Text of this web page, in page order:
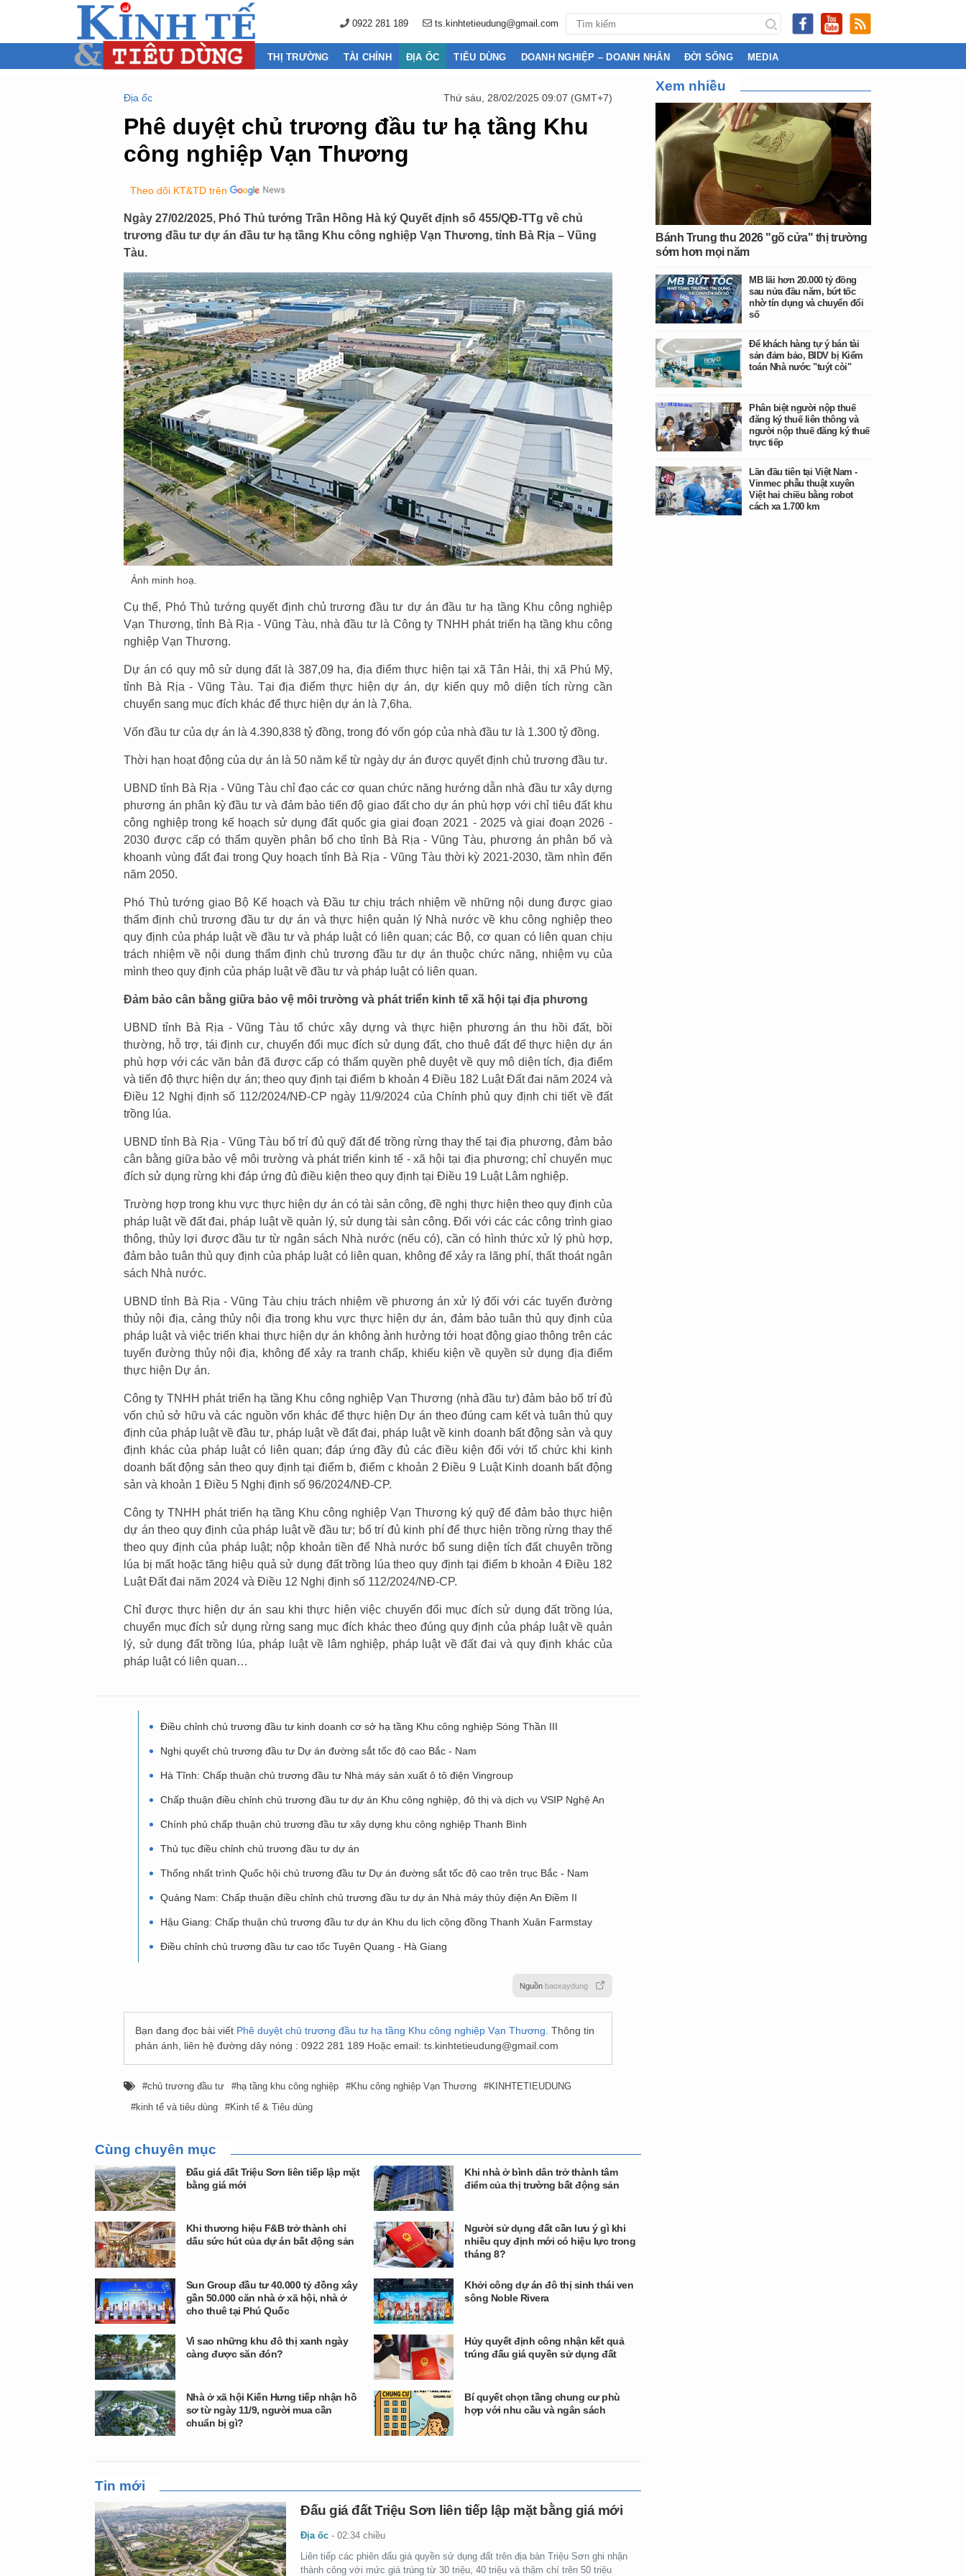
0922 281 189 ts.kinhtetieudung@gmail.com
THỊ TRƯỜNG TÀI CHÍNH ĐỊA ỐC TIÊU DÙNG DOANH NGHIỆP – DOANH NHÂN ĐỜI SỐNG MEDIA
Địa ốc Thứ sáu, 28/02/2025 09:07 (GMT+7)
Phê duyệt chủ trương đầu tư hạ tầng Khu
công nghiệp Vạn Thương
Theo dõi KT&TD trên
Ngày 27/02/2025, Phó Thủ tướng Trần Hồng Hà ký Quyết định số 455/QĐ-TTg về chủ
trương đầu tư dự án đầu tư hạ tầng Khu công nghiệp Vạn Thương, tỉnh Bà Rịa – Vũng
Tàu.
Ảnh minh hoạ.
Cụ thể, Phó Thủ tướng quyết định chủ trương đầu tư dự án đầu tư hạ tầng Khu công nghiệp
Vạn Thương, tỉnh Bà Rịa - Vũng Tàu, nhà đầu tư là Công ty TNHH phát triển hạ tầng khu công
nghiệp Vạn Thương.
Dự án có quy mô sử dụng đất là 387,09 ha, địa điểm thực hiện tại xã Tân Hải, thị xã Phú Mỹ,
tỉnh Bà Rịa - Vũng Tàu. Tại địa điểm thực hiện dự án, dự kiến quy mô diện tích rừng cần
chuyển sang mục đích khác để thực hiện dự án là 7,6ha.
Vốn đầu tư của dự án là 4.390,838 tỷ đồng, trong đó vốn góp của nhà đầu tư là 1.300 tỷ đồng.
Thời hạn hoạt động của dự án là 50 năm kể từ ngày dự án được quyết định chủ trương đầu tư.
UBND tỉnh Bà Rịa - Vũng Tàu chỉ đạo các cơ quan chức năng hướng dẫn nhà đầu tư xây dựng
phương án phân kỳ đầu tư và đảm bảo tiến độ giao đất cho dự án phù hợp với chỉ tiêu đất khu
công nghiệp trong kế hoạch sử dụng đất quốc gia giai đoạn 2021 - 2025 và giai đoạn 2026 -
2030 được cấp có thẩm quyền phân bổ cho tỉnh Bà Rịa - Vũng Tàu, phương án phân bổ và
khoanh vùng đất đai trong Quy hoạch tỉnh Bà Rịa - Vũng Tàu thời kỳ 2021-2030, tầm nhìn đến
năm 2050.
Phó Thủ tướng giao Bộ Kế hoạch và Đầu tư chịu trách nhiệm về những nội dung được giao
thẩm định chủ trương đầu tư dự án và thực hiện quản lý Nhà nước về khu công nghiệp theo
quy định của pháp luật về đầu tư và pháp luật có liên quan; các Bộ, cơ quan có liên quan chịu
trách nhiệm về nội dung thẩm định chủ trương đầu tư dự án thuộc chức năng, nhiệm vụ của
mình theo quy định của pháp luật về đầu tư và pháp luật có liên quan.
Đảm bảo cân bằng giữa bảo vệ môi trường và phát triển kinh tế xã hội tại địa phương
UBND tỉnh Bà Rịa - Vũng Tàu tổ chức xây dựng và thực hiện phương án thu hồi đất, bồi
thường, hỗ trợ, tái định cư, chuyển đổi mục đích sử dụng đất, cho thuê đất để thực hiện dự án
phù hợp với các văn bản đã được cấp có thẩm quyền phê duyệt về quy mô diện tích, địa điểm
và tiến độ thực hiện dự án; theo quy định tại điểm b khoản 4 Điều 182 Luật Đất đai năm 2024 và
Điều 12 Nghị định số 112/2024/NĐ-CP ngày 11/9/2024 của Chính phủ quy định chi tiết về đất
trồng lúa.
UBND tỉnh Bà Rịa - Vũng Tàu bố trí đủ quỹ đất để trồng rừng thay thế tại địa phương, đảm bảo
cân bằng giữa bảo vệ môi trường và phát triển kinh tế - xã hội tại địa phương; chỉ chuyển mục
đích sử dụng rừng khi đáp ứng đủ điều kiện theo quy định tại Điều 19 Luật Lâm nghiệp.
Trường hợp trong khu vực thực hiện dự án có tài sản công, đề nghị thực hiện theo quy định của
pháp luật về đất đai, pháp luật về quản lý, sử dụng tài sản công. Đối với các các công trình giao
thông, thủy lợi được đầu tư từ ngân sách Nhà nước (nếu có), cần có hình thức xử lý phù hợp,
đảm bảo tuân thủ quy định của pháp luật có liên quan, không để xảy ra lãng phí, thất thoát ngân
sách Nhà nước.
UBND tỉnh Bà Rịa - Vũng Tàu chịu trách nhiệm về phương án xử lý đối với các tuyến đường
thủy nội địa, cảng thủy nội địa trong khu vực thực hiện dự án, đảm bảo tuân thủ quy định của
pháp luật và việc triển khai thực hiện dự án không ảnh hưởng tới hoạt động giao thông trên các
tuyến đường thủy nội địa, không để xảy ra tranh chấp, khiếu kiện về quyền sử dụng địa điểm
thực hiện Dự án.
Công ty TNHH phát triển hạ tầng Khu công nghiệp Vạn Thương (nhà đầu tư) đảm bảo bố trí đủ
vốn chủ sở hữu và các nguồn vốn khác để thực hiện Dự án theo đúng cam kết và tuân thủ quy
định của pháp luật về đầu tư, pháp luật về đất đai, pháp luật về kinh doanh bất động sản và quy
định khác của pháp luật có liên quan; đáp ứng đầy đủ các điều kiện đối với tổ chức khi kinh
doanh bất động sản theo quy định tại điểm b, điểm c khoản 2 Điều 9 Luật Kinh doanh bất động
sản và khoản 1 Điều 5 Nghị định số 96/2024/NĐ-CP.
Công ty TNHH phát triển hạ tầng Khu công nghiệp Vạn Thương ký quỹ để đảm bảo thực hiện
dự án theo quy định của pháp luật về đầu tư; bố trí đủ kinh phí để thực hiện trồng rừng thay thế
theo quy định của pháp luật; nộp khoản tiền để Nhà nước bổ sung diện tích đất chuyên trồng
lúa bị mất hoặc tăng hiệu quả sử dụng đất trồng lúa theo quy định tại điểm b khoản 4 Điều 182
Luật Đất đai năm 2024 và Điều 12 Nghị định số 112/2024/NĐ-CP.
Chỉ được thực hiện dự án sau khi thực hiện việc chuyển đổi mục đích sử dụng đất trồng lúa,
chuyển mục đích sử dụng rừng sang mục đích khác theo đúng quy định của pháp luật về quản
lý, sử dụng đất trồng lúa, pháp luật về lâm nghiệp, pháp luật về đất đai và quy định khác của
pháp luật có liên quan…
Điều chỉnh chủ trương đầu tư kinh doanh cơ sở hạ tầng Khu công nghiệp Sóng Thần III
Nghị quyết chủ trương đầu tư Dự án đường sắt tốc độ cao Bắc - Nam
Hà Tĩnh: Chấp thuận chủ trương đầu tư Nhà máy sản xuất ô tô điện Vingroup
Chấp thuận điều chỉnh chủ trương đầu tư dự án Khu công nghiệp, đô thị và dịch vụ VSIP Nghệ An
Chính phủ chấp thuận chủ trương đầu tư xây dựng khu công nghiệp Thanh Bình
Thủ tục điều chỉnh chủ trương đầu tư dự án
Thống nhất trình Quốc hội chủ trương đầu tư Dự án đường sắt tốc độ cao trên trục Bắc - Nam
Quảng Nam: Chấp thuận điều chỉnh chủ trương đầu tư dự án Nhà máy thủy điện An Điềm II
Hậu Giang: Chấp thuận chủ trương đầu tư dự án Khu du lịch cộng đồng Thanh Xuân Farmstay
Điều chỉnh chủ trương đầu tư cao tốc Tuyên Quang - Hà Giang
Nguồn baoxaydung
Bạn đang đọc bài viết Phê duyệt chủ trương đầu tư hạ tầng Khu công nghiệp Vạn Thương . Thông tin
phản ánh, liên hệ đường dây nóng : 0922 281 189 Hoặc email: ts.kinhtetieudung@gmail.com
chủ trương đầu tư hạ tầng khu công nghiệp Khu công nghiệp Vạn Thương
KINHTETIEUDUNG
kinh tế và tiêu dùng
Kinh tế & Tiêu dùng
Cùng chuyên mục
Đấu giá đất Triệu Sơn liên tiếp lập mặt
bằng giá mới
Khi nhà ở bình dân trở thành tâm
điểm của thị trường bất động sản
Khi thương hiệu F&B trở thành chỉ
dấu sức hút của dự án bất động sản
Người sử dụng đất cần lưu ý gì khi
nhiều quy định mới có hiệu lực trong
tháng 8?
Sun Group đầu tư 40.000 tỷ đồng xây
gần 50.000 căn nhà ở xã hội, nhà ở
cho thuê tại Phú Quốc
Khởi công dự án đô thị sinh thái ven
sông Noble Rivera
Vì sao những khu đô thị xanh ngày
càng được săn đón?
Hủy quyết định công nhận kết quả
trúng đấu giá quyền sử dụng đất
Nhà ở xã hội Kiến Hưng tiếp nhận hồ
sơ từ ngày 11/9, người mua cần
chuẩn bị gì?
Bí quyết chọn tầng chung cư phù
hợp với nhu cầu và ngân sách
Tin mới
Đấu giá đất Triệu Sơn liên tiếp lập mặt bằng giá mới
Địa ốc -02:34 chiều
Liên tiếp các phiên đấu giá quyền sử dụng đất trên địa bàn Triệu Sơn ghi nhận
thành công với mức giá trúng từ 30 triệu, 40 triệu và thậm chí trên 50 triệu
Xem nhiều
Bánh Trung thu 2026 "gõ cửa" thị trường
sớm hơn mọi năm
MB lãi hơn 20.000 tỷ đồng
sau nửa đầu năm, bứt tốc
nhờ tín dụng và chuyển đổi
số
Để khách hàng tự ý bán tài
sản đảm bảo, BIDV bị Kiểm
toán Nhà nước "tuýt còi"
Phân biệt người nộp thuế
đăng ký thuế liên thông và
người nộp thuế đăng ký thuế
trực tiếp
Lần đầu tiên tại Việt Nam -
Vinmec phẫu thuật xuyên
Việt hai chiều bằng robot
cách xa 1.700 km